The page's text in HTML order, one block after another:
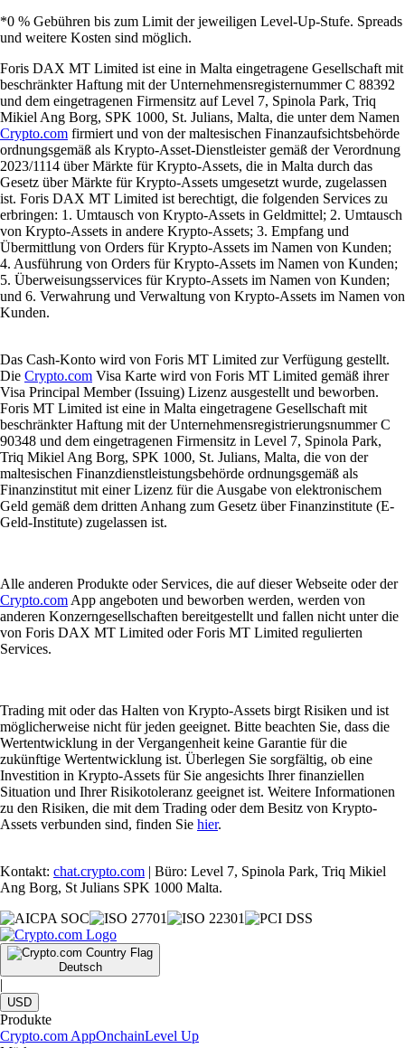
*0 % Gebühren bis zum Limit der jeweiligen Level-Up-Stufe. Spreads
und weitere Kosten sind möglich.
Foris DAX MT Limited ist eine in Malta eingetragene Gesellschaft mit
beschränkter Haftung mit der Unternehmensregisternummer C 88392
und dem eingetragenen Firmensitz auf Level 7, Spinola Park, Triq
Mikiel Ang Borg, SPK 1000, St. Julians, Malta, die unter dem Namen
Crypto.com firmiert und von der maltesischen Finanzaufsichtsbehörde
ordnungsgemäß als Krypto-Asset-Dienstleister gemäß der Verordnung
2023/1114 über Märkte für Krypto-Assets, die in Malta durch das
Gesetz über Märkte für Krypto-Assets umgesetzt wurde, zugelassen
ist. Foris DAX MT Limited ist berechtigt, die folgenden Services zu
erbringen: 1. Umtausch von Krypto-Assets in Geldmittel; 2. Umtausch
von Krypto-Assets in andere Krypto-Assets; 3. Empfang und
Übermittlung von Orders für Krypto-Assets im Namen von Kunden;
4. Ausführung von Orders für Krypto-Assets im Namen von Kunden;
5. Überweisungsservices für Krypto-Assets im Namen von Kunden;
und 6. Verwahrung und Verwaltung von Krypto-Assets im Namen von
Kunden.
Das Cash-Konto wird von Foris MT Limited zur Verfügung gestellt.
Die Crypto.com Visa Karte wird von Foris MT Limited gemäß ihrer
Visa Principal Member (Issuing) Lizenz ausgestellt und beworben.
Foris MT Limited ist eine in Malta eingetragene Gesellschaft mit
beschränkter Haftung mit der Unternehmensregistrierungsnummer C
90348 und dem eingetragenen Firmensitz in Level 7, Spinola Park,
Triq Mikiel Ang Borg, SPK 1000, St. Julians, Malta, die von der
maltesischen Finanzdienstleistungsbehörde ordnungsgemäß als
Finanzinstitut mit einer Lizenz für die Ausgabe von elektronischem
Geld gemäß dem dritten Anhang zum Gesetz über Finanzinstitute (E-
Geld-Institute) zugelassen ist.
Alle anderen Produkte oder Services, die auf dieser Webseite oder der
Crypto.com App angeboten und beworben werden, werden von
anderen Konzerngesellschaften bereitgestellt und fallen nicht unter die
von Foris DAX MT Limited oder Foris MT Limited regulierten
Services.
Trading mit oder das Halten von Krypto-Assets birgt Risiken und ist
möglicherweise nicht für jeden geeignet. Bitte beachten Sie, dass die
Wertentwicklung in der Vergangenheit keine Garantie für die
zukünftige Wertentwicklung ist. Überlegen Sie sorgfältig, ob eine
Investition in Krypto-Assets für Sie angesichts Ihrer finanziellen
Situation und Ihrer Risikotoleranz geeignet ist. Weitere Informationen
zu den Risiken, die mit dem Trading oder dem Besitz von Krypto-
Assets verbunden sind, finden Sie hier.
Kontakt: chat.crypto.com | Büro: Level 7, Spinola Park, Triq Mikiel
Ang Borg, St Julians SPK 1000 Malta.
Deutsch
|
USD
Produkte
Crypto.com AppOnchainLevel Up